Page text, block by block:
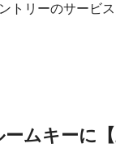
トリーのサービ
ムキーに